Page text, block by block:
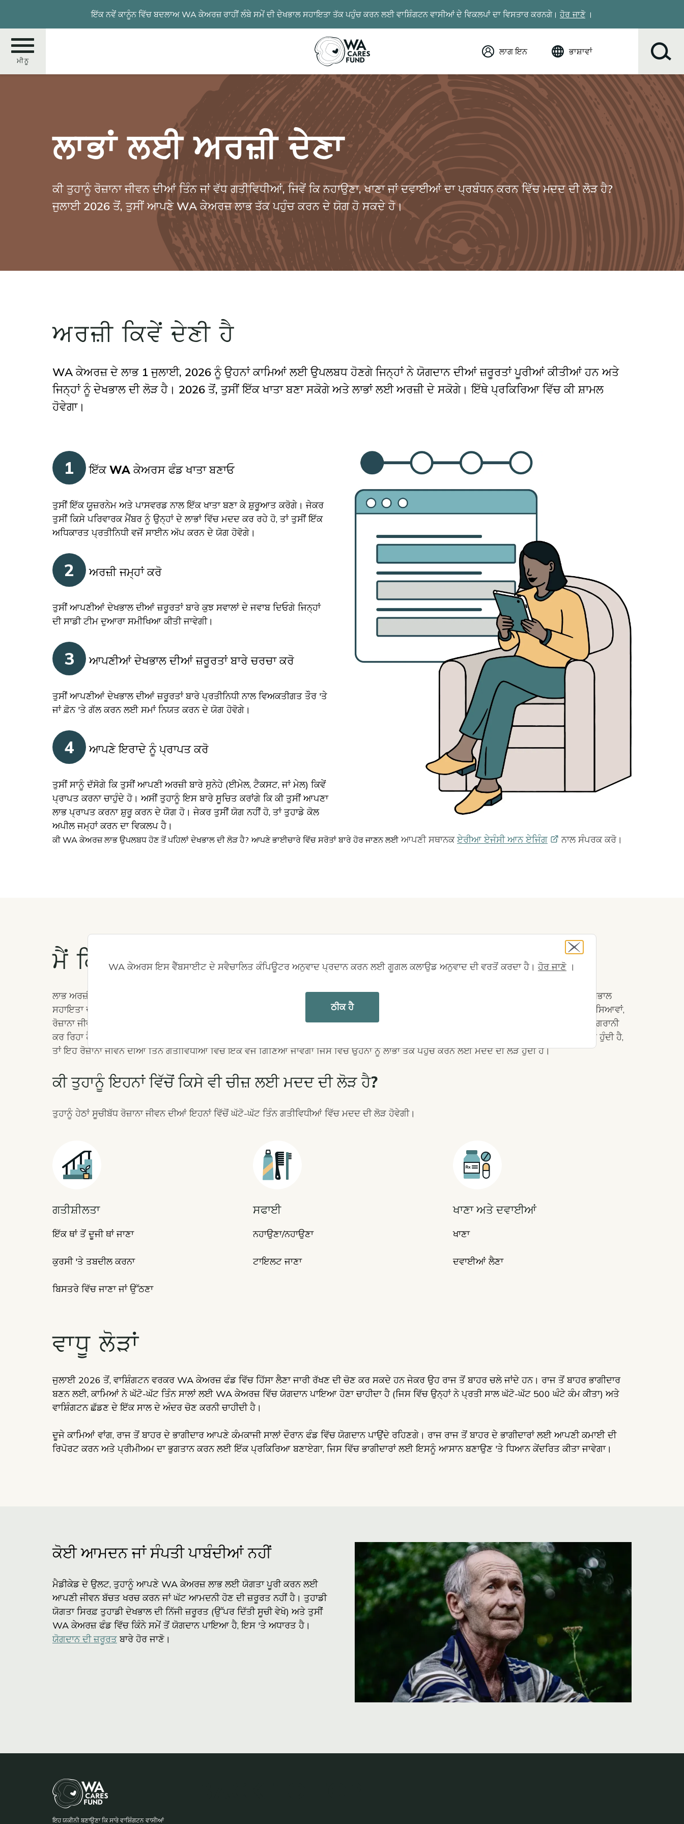
main
content
ਇੱਕ ਨਵੇਂ ਕਾਨੂੰਨ ਵਿੱਚ ਬਦਲਾਅ WA ਕੇਅਰਜ਼ ਰਾਹੀਂ ਲੰਬੇ ਸਮੇਂ ਦੀ ਦੇਖਭਾਲ ਸਹਾਇਤਾ ਤੱਕ ਪਹੁੰਚ ਕਰਨ ਲਈ ਵਾਸ਼ਿੰਗਟਨ ਵਾਸੀਆਂ ਦੇ ਵਿਕਲਪਾਂ ਦਾ ਵਿਸਤਾਰ ਕਰਨਗੇ। ਹੋਰ ਜਾਣੋ।
ਮੀਨੂ
ਲਾਗ ਇਨ ਭਾਸ਼ਾਵਾਂ
ਅੰਗਰੇਜ਼ੀ (English)
Español
Tiếng Việt
Русский
简体中文
繁体中文
한국어
عربي
ខ្មែរ
українська
Soomaali
ਪੰਜਾਬੀ
فارسی، فارسی
ትግሪኛ
ਤਾਗਾਲੋਗ
ਲਾਭਾਂ ਲਈ ਅਰਜ਼ੀ ਦੇਣਾ
ਕੀ ਤੁਹਾਨੂੰ ਰੋਜ਼ਾਨਾ ਜੀਵਨ ਦੀਆਂ ਤਿੰਨ ਜਾਂ ਵੱਧ ਗਤੀਵਿਧੀਆਂ, ਜਿਵੇਂ ਕਿ ਨਹਾਉਣਾ, ਖਾਣਾ ਜਾਂ ਦਵਾਈਆਂ ਦਾ ਪ੍ਰਬੰਧਨ ਕਰਨ ਵਿੱਚ ਮਦਦ ਦੀ ਲੋੜ ਹੈ?
ਜੁਲਾਈ 2026 ਤੋਂ, ਤੁਸੀਂ ਆਪਣੇ WA ਕੇਅਰਜ਼ ਲਾਭ ਤੱਕ ਪਹੁੰਚ ਕਰਨ ਦੇ ਯੋਗ ਹੋ ਸਕਦੇ ਹੋ।
ਅਰਜ਼ੀ ਕਿਵੇਂ ਦੇਣੀ ਹੈ
WA ਕੇਅਰਜ਼ ਦੇ ਲਾਭ 1 ਜੁਲਾਈ, 2026 ਨੂੰ ਉਹਨਾਂ ਕਾਮਿਆਂ ਲਈ ਉਪਲਬਧ ਹੋਣਗੇ ਜਿਨ੍ਹਾਂ ਨੇ ਯੋਗਦਾਨ ਦੀਆਂ ਜ਼ਰੂਰਤਾਂ ਪੂਰੀਆਂ ਕੀਤੀਆਂ ਹਨ ਅਤੇ
ਜਿਨ੍ਹਾਂ ਨੂੰ ਦੇਖਭਾਲ ਦੀ ਲੋੜ ਹੈ। 2026 ਤੋਂ, ਤੁਸੀਂ ਇੱਕ ਖਾਤਾ ਬਣਾ ਸਕੋਗੇ ਅਤੇ ਲਾਭਾਂ ਲਈ ਅਰਜ਼ੀ ਦੇ ਸਕੋਗੇ। ਇੱਥੇ ਪ੍ਰਕਿਰਿਆ ਵਿੱਚ ਕੀ ਸ਼ਾਮਲ
ਹੋਵੇਗਾ।
1 ਇੱਕ WA ਕੇਅਰਸ ਫੰਡ ਖਾਤਾ ਬਣਾਓ
ਤੁਸੀਂ ਇੱਕ ਯੂਜ਼ਰਨੇਮ ਅਤੇ ਪਾਸਵਰਡ ਨਾਲ ਇੱਕ ਖਾਤਾ ਬਣਾ ਕੇ ਸ਼ੁਰੂਆਤ ਕਰੋਗੇ। ਜੇਕਰ
ਤੁਸੀਂ ਕਿਸੇ ਪਰਿਵਾਰਕ ਮੈਂਬਰ ਨੂੰ ਉਨ੍ਹਾਂ ਦੇ ਲਾਭਾਂ ਵਿੱਚ ਮਦਦ ਕਰ ਰਹੇ ਹੋ, ਤਾਂ ਤੁਸੀਂ ਇੱਕ
ਅਧਿਕਾਰਤ ਪ੍ਰਤੀਨਿਧੀ ਵਜੋਂ ਸਾਈਨ ਅੱਪ ਕਰਨ ਦੇ ਯੋਗ ਹੋਵੋਗੇ।
2 ਅਰਜ਼ੀ ਜਮ੍ਹਾਂ ਕਰੋ
ਤੁਸੀਂ ਆਪਣੀਆਂ ਦੇਖਭਾਲ ਦੀਆਂ ਜ਼ਰੂਰਤਾਂ ਬਾਰੇ ਕੁਝ ਸਵਾਲਾਂ ਦੇ ਜਵਾਬ ਦਿਓਗੇ ਜਿਨ੍ਹਾਂ
ਦੀ ਸਾਡੀ ਟੀਮ ਦੁਆਰਾ ਸਮੀਖਿਆ ਕੀਤੀ ਜਾਵੇਗੀ।
3 ਆਪਣੀਆਂ ਦੇਖਭਾਲ ਦੀਆਂ ਜ਼ਰੂਰਤਾਂ ਬਾਰੇ ਚਰਚਾ ਕਰੋ
ਤੁਸੀਂ ਆਪਣੀਆਂ ਦੇਖਭਾਲ ਦੀਆਂ ਜ਼ਰੂਰਤਾਂ ਬਾਰੇ ਪ੍ਰਤੀਨਿਧੀ ਨਾਲ ਵਿਅਕਤੀਗਤ ਤੌਰ 'ਤੇ
ਜਾਂ ਫ਼ੋਨ 'ਤੇ ਗੱਲ ਕਰਨ ਲਈ ਸਮਾਂ ਨਿਯਤ ਕਰਨ ਦੇ ਯੋਗ ਹੋਵੋਗੇ।
4 ਆਪਣੇ ਇਰਾਦੇ ਨੂੰ ਪ੍ਰਾਪਤ ਕਰੋ
ਤੁਸੀਂ ਸਾਨੂੰ ਦੱਸੋਗੇ ਕਿ ਤੁਸੀਂ ਆਪਣੀ ਅਰਜ਼ੀ ਬਾਰੇ ਸੁਨੇਹੇ (ਈਮੇਲ, ਟੈਕਸਟ, ਜਾਂ ਮੇਲ) ਕਿਵੇਂ
ਪ੍ਰਾਪਤ ਕਰਨਾ ਚਾਹੁੰਦੇ ਹੋ। ਅਸੀਂ ਤੁਹਾਨੂੰ ਇਸ ਬਾਰੇ ਸੂਚਿਤ ਕਰਾਂਗੇ ਕਿ ਕੀ ਤੁਸੀਂ ਆਪਣਾ
ਲਾਭ ਪ੍ਰਾਪਤ ਕਰਨਾ ਸ਼ੁਰੂ ਕਰਨ ਦੇ ਯੋਗ ਹੋ। ਜੇਕਰ ਤੁਸੀਂ ਯੋਗ ਨਹੀਂ ਹੋ, ਤਾਂ ਤੁਹਾਡੇ ਕੋਲ
ਅਪੀਲ ਜਮ੍ਹਾਂ ਕਰਨ ਦਾ ਵਿਕਲਪ ਹੈ।
Image
ਕੀ WA ਕੇਅਰਜ਼ ਲਾਭ ਉਪਲਬਧ ਹੋਣ ਤੋਂ ਪਹਿਲਾਂ ਦੇਖਭਾਲ ਦੀ ਲੋੜ ਹੈ? ਆਪਣੇ ਭਾਈਚਾਰੇ ਵਿੱਚ ਸਰੋਤਾਂ ਬਾਰੇ ਹੋਰ ਜਾਣਨ ਲਈਆਪਣੀ ਸਥਾਨਕਏਰੀਆ ਏਜੰਸੀ ਆਨਏਜਿੰਗ ਨਾਲ ਸੰਪਰਕ ਕਰੋ।
ਮੈਂ ਕਿਵੇਂ ਯੋਗਤਾ ਪੂਰੀ ਕਰਾਂ?
ਲਾਭ ਅਰਜ਼ੀ ਪ੍ਰਕਿਰਿਆ ਰਾਹੀਂ, ਜਿਸ ਵਿੱਚ ਇੱਕ ਪ੍ਰਤੀਨਿਧੀ ਨਾਲ ਗੱਲਬਾਤ ਸ਼ਾਮਲ ਹੈ, ਅਸੀਂ ਤੁਹਾਡੀ ਸਥਿਤੀ ਬਾਰੇ ਹੋਰ ਜਾਣਾਂਗੇ ਅਤੇ ਤੁਹਾਨੂੰ ਕਈ ਕਿਸਮਾਂ ਦੇ ਲੰਬੇ ਸਮੇਂ ਦੀ ਦੇਖਭਾਲ
ਸਹਾਇਤਾ ਦੀ ਪਛਾਣ ਕਰਨ ਵਿੱਚ ਮਦਦ ਕਰਾਂਗੇ ਜੋ ਮਦਦਗਾਰ ਹੋ ਸਕਦੀਆਂ ਹਨ
। ਬੋਧਾਤਮਕ ਕਮਜ਼ੋਰੀ ਵਾਲੇ ਬਹੁਤ ਸਾਰੇ ਲੋਕ, ਜਿਵੇਂ ਕਿ ਯਾਦਦਾਸ਼ਤ ਅਤੇ ਫੈਸਲਾ ਲੈਣ ਵਿੱਚ ਸਮੱਸਿਆਵਾਂ,
ਰੋਜ਼ਾਨਾ ਜੀਵਨ ਦੀਆਂ ਗਤੀਵਿਧੀਆਂ ਨੂੰ ਇਕੱਲੇ ਪੂਰਾ ਕਰਨ ਲਈ ਸੰਘਰਸ਼ ਕਰਦੇ ਹਨ। ਉਹਨਾਂ ਨੂੰ ਨਿਗਰਾਨੀ ਦੀ ਲੋੜ ਹੋ ਸਕਦੀ ਹੈ ਜਿਵੇਂ ਕਿ ਕੋਈ ਵਿਅਕਤੀ ਉਹਨਾਂ ਦੇ ਕੰਮ ਦੀ ਨਿਗਰਾਨੀ
ਕਰ ਰਿਹਾ ਹੈ ਜਾਂ ਉਹਨਾਂ ਨੂੰ ਕੋਈ ਗਤੀਵਿਧੀ ਸ਼ੁਰੂ ਕਰਨ ਲਈ ਸੰਕੇਤ ਦੇ ਰਿਹਾ ਹੈ। ਜੇਕਰ ਕਿਸੇ ਵਿਅਕਤੀ ਨੂੰ ਰੋਜ਼ਾਨਾ ਜੀਵਨ ਦੀ ਗਤੀਵਿਧੀ ਨੂੰ ਪੂਰਾ ਕਰਨ ਲਈ ਨਿਗਰਾਨੀ ਦੀ ਲੋੜ ਹੁੰਦੀ ਹੈ,
ਤਾਂ ਇਹ ਰੋਜ਼ਾਨਾ ਜੀਵਨ ਦੀਆਂ ਤਿੰਨ ਗਤੀਵਿਧੀਆਂ ਵਿੱਚੋਂ ਇੱਕ ਵਜੋਂ ਗਿਣਿਆ ਜਾਵੇਗਾ ਜਿਸ ਵਿੱਚ ਉਹਨਾਂ ਨੂੰ ਲਾਭਾਂ ਤੱਕ ਪਹੁੰਚ ਕਰਨ ਲਈ ਮਦਦ ਦੀ ਲੋੜ ਹੁੰਦੀ ਹੈ।
ਕੀ ਤੁਹਾਨੂੰ ਇਹਨਾਂ ਵਿੱਚੋਂ ਕਿਸੇ ਵੀ ਚੀਜ਼ ਲਈ ਮਦਦ ਦੀ ਲੋੜ ਹੈ?
ਤੁਹਾਨੂੰ ਹੇਠਾਂ ਸੂਚੀਬੱਧ ਰੋਜ਼ਾਨਾ ਜੀਵਨ ਦੀਆਂ ਇਹਨਾਂ ਵਿੱਚੋਂ ਘੱਟੋ-ਘੱਟ ਤਿੰਨ ਗਤੀਵਿਧੀਆਂ ਵਿੱਚ ਮਦਦ ਦੀ ਲੋੜ ਹੋਵੇਗੀ।
Icon
ਗਤੀਸ਼ੀਲਤਾ
ਇੱਕ ਥਾਂ ਤੋਂ ਦੂਜੀ ਥਾਂ ਜਾਣਾ
ਕੁਰਸੀ 'ਤੇ ਤਬਦੀਲ ਕਰਨਾ
ਬਿਸਤਰੇ ਵਿੱਚ ਜਾਣਾ ਜਾਂ ਉੱਠਣਾ
Icon
ਸਫਾਈ
ਨਹਾਉਣਾ/ਨਹਾਉਣਾ
ਟਾਇਲਟ ਜਾਣਾ
Icon
ਖਾਣਾ ਅਤੇ ਦਵਾਈਆਂ
ਖਾਣਾ
ਦਵਾਈਆਂ ਲੈਣਾ
ਵਾਧੂ ਲੋੜਾਂ
ਜੁਲਾਈ 2026 ਤੋਂ, ਵਾਸ਼ਿੰਗਟਨ ਵਰਕਰ WA ਕੇਅਰਜ਼ ਫੰਡ ਵਿੱਚ ਹਿੱਸਾ ਲੈਣਾ ਜਾਰੀ ਰੱਖਣ ਦੀ ਚੋਣ ਕਰ ਸਕਦੇ ਹਨ ਜੇਕਰ ਉਹ ਰਾਜ ਤੋਂ ਬਾਹਰ ਚਲੇ ਜਾਂਦੇ ਹਨ। ਰਾਜ ਤੋਂ ਬਾਹਰ ਭਾਗੀਦਾਰ
ਬਣਨ ਲਈ, ਕਾਮਿਆਂ ਨੇ ਘੱਟੋ-ਘੱਟ ਤਿੰਨ ਸਾਲਾਂ ਲਈ WA ਕੇਅਰਜ਼ ਵਿੱਚ ਯੋਗਦਾਨ ਪਾਇਆ ਹੋਣਾ ਚਾਹੀਦਾ ਹੈ (ਜਿਸ ਵਿੱਚ ਉਨ੍ਹਾਂ ਨੇ ਪ੍ਰਤੀ ਸਾਲ ਘੱਟੋ-ਘੱਟ 500 ਘੰਟੇ ਕੰਮ ਕੀਤਾ) ਅਤੇ
ਵਾਸ਼ਿੰਗਟਨ ਛੱਡਣ ਦੇ ਇੱਕ ਸਾਲ ਦੇ ਅੰਦਰ ਚੋਣ ਕਰਨੀ ਚਾਹੀਦੀ ਹੈ।
ਦੂਜੇ ਕਾਮਿਆਂ ਵਾਂਗ, ਰਾਜ ਤੋਂ ਬਾਹਰ ਦੇ ਭਾਗੀਦਾਰ ਆਪਣੇ ਕੰਮਕਾਜੀ ਸਾਲਾਂ ਦੌਰਾਨ ਫੰਡ ਵਿੱਚ ਯੋਗਦਾਨ ਪਾਉਂਦੇ ਰਹਿਣਗੇ। ਰਾਜ ਰਾਜ ਤੋਂ ਬਾਹਰ ਦੇ ਭਾਗੀਦਾਰਾਂ ਲਈ ਆਪਣੀ ਕਮਾਈ ਦੀ
ਰਿਪੋਰਟ ਕਰਨ ਅਤੇ ਪ੍ਰੀਮੀਅਮ ਦਾ ਭੁਗਤਾਨ ਕਰਨ ਲਈ ਇੱਕ ਪ੍ਰਕਿਰਿਆ ਬਣਾਏਗਾ, ਜਿਸ ਵਿੱਚ ਭਾਗੀਦਾਰਾਂ ਲਈ ਇਸਨੂੰ ਆਸਾਨ ਬਣਾਉਣ 'ਤੇ ਧਿਆਨ ਕੇਂਦਰਿਤ ਕੀਤਾ ਜਾਵੇਗਾ।
ਕੋਈ ਆਮਦਨ ਜਾਂ ਸੰਪਤੀ ਪਾਬੰਦੀਆਂ ਨਹੀਂ
ਮੈਡੀਕੇਡ ਦੇ ਉਲਟ, ਤੁਹਾਨੂੰ ਆਪਣੇ WA ਕੇਅਰਜ਼ ਲਾਭ ਲਈ ਯੋਗਤਾ ਪੂਰੀ ਕਰਨ ਲਈ
ਆਪਣੀ ਜੀਵਨ ਬੱਚਤ ਖਰਚ ਕਰਨ ਜਾਂ ਘੱਟ ਆਮਦਨੀ ਹੋਣ ਦੀ ਜ਼ਰੂਰਤ ਨਹੀਂ ਹੈ। ਤੁਹਾਡੀ
ਯੋਗਤਾ ਸਿਰਫ਼ ਤੁਹਾਡੀ ਦੇਖਭਾਲ ਦੀ ਨਿੱਜੀ ਜ਼ਰੂਰਤ (ਉੱਪਰ ਦਿੱਤੀ ਸੂਚੀ ਵੇਖੋ) ਅਤੇ ਤੁਸੀਂ
WA ਕੇਅਰਜ਼ ਫੰਡ ਵਿੱਚ ਕਿੰਨੇ ਸਮੇਂ ਤੋਂ ਯੋਗਦਾਨ ਪਾਇਆ ਹੈ, ਇਸ 'ਤੇ ਅਧਾਰਤ ਹੈ।
ਯੋਗਦਾਨ ਦੀ ਜ਼ਰੂਰਤਬਾਰੇ ਹੋਰ ਜਾਣੋ।
Image
ਇਹ ਯਕੀਨੀ ਬਣਾਉਣਾ ਕਿ ਸਾਰੇ ਵਾਸ਼ਿੰਗਟਨ ਵਾਸੀਆਂ
WA ਕੇਅਰਸ ਇਸ ਵੈੱਬਸਾਈਟ ਦੇ ਸਵੈਚਾਲਿਤ ਕੰਪਿਊਟਰ ਅਨੁਵਾਦ ਪ੍ਰਦਾਨ ਕਰਨ ਲਈ ਗੂਗਲ ਕਲਾਉਡ ਅਨੁਵਾਦ ਦੀ ਵਰਤੋਂ ਕਰਦਾ ਹੈ। ਹੋਰ ਜਾਣੋ ।
ਠੀਕ ਹੈ